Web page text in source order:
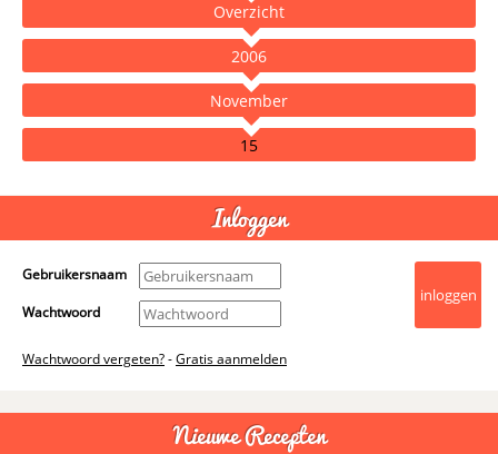
Overzicht
2006
November
15
- Advertentie - powered by
Inloggen
Gebruikersnaam
Wachtwoord
Wachtwoord vergeten?-Gratis aanmelden
Nieuwe Recepten